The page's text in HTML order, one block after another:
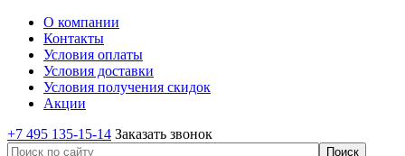
О компании
Контакты
Условия оплаты
Условия доставки
Условия получения скидок
Акции
+7 495 135-15-14 Заказать звонок